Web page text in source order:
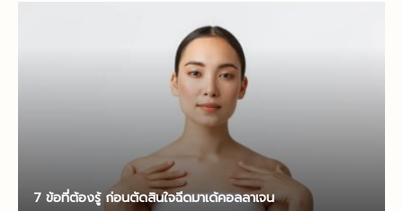
7 ข้อที่ต้องรู้ ก่อนตัดสินใจฉีดมาเด้คอลลาเจน